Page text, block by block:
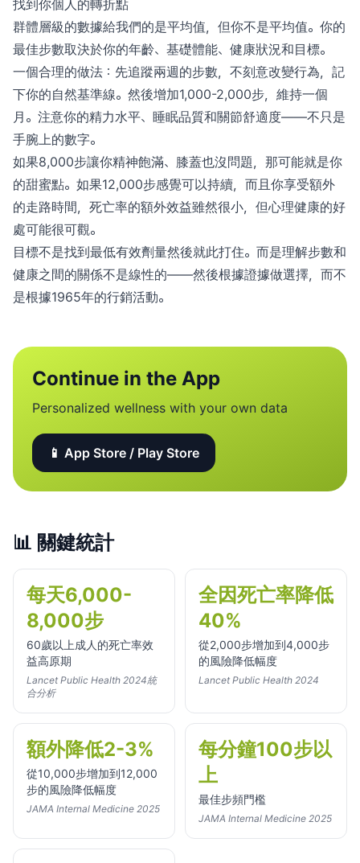
找到你個人的轉折點
群體層級的數據給我們的是平均值，但你不是平均值。你的
最佳步數取決於你的年齡、基礎體能、健康狀況和目標。
一個合理的做法：先追蹤兩週的步數，不刻意改變行為，記
下你的自然基準線。然後增加1,000-2,000步，維持一個
月。注意你的精力水平、睡眠品質和關節舒適度——不只是
手腕上的數字。
如果8,000步讓你精神飽滿、膝蓋也沒問題，那可能就是你
的甜蜜點。如果12,000步感覺可以持續，而且你享受額外
的走路時間，死亡率的額外效益雖然很小，但心理健康的好
處可能很可觀。
目標不是找到最低有效劑量然後就此打住。而是理解步數和
健康之間的關係不是線性的——然後根據證據做選擇，而不
是根據1965年的行銷活動。
Continue in the App
Personalized wellness with your own data
📱 App Store / Play Store
📊 關鍵統計
每天6,000-
8,000步
60歲以上成人的死亡率效
益高原期
Lancet Public Health 2024統
合分析
全因死亡率降低
40%
從2,000步增加到4,000步
的風險降低幅度
Lancet Public Health 2024
額外降低2-3%
從10,000步增加到12,000
步的風險降低幅度
JAMA Internal Medicine 2025
每分鐘100步以
上
最佳步頻門檻
JAMA Internal Medicine 2025